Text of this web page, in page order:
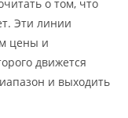
о том, что
Эти линии
цены и
движется
и выходить